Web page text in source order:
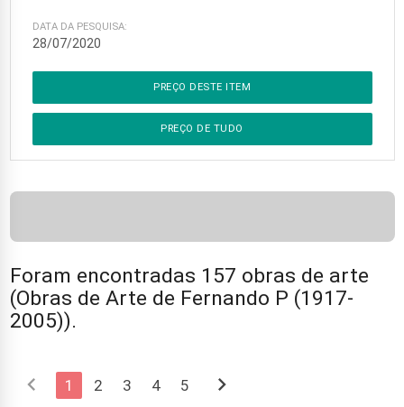
DATA DA PESQUISA:
28/07/2020
PREÇO DESTE ITEM
PREÇO DE TUDO
Foram encontradas 157 obras de arte
(Obras de Arte de Fernando P (1917-
2005)).
chevron_left 1 2 3 4 5 chevron_right